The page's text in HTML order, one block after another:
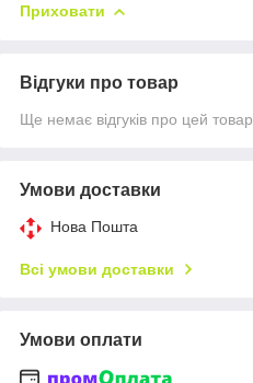
Приховати
Відгуки про товар
Ще немає відгуків про цей товар
Умови доставки
Нова Пошта
Всі умови доставки
Умови оплати